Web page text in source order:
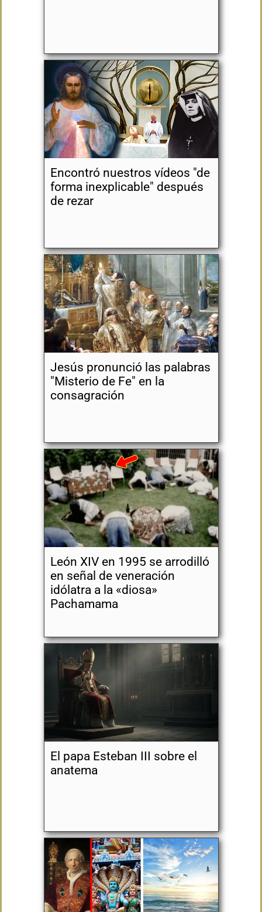
Encontró nuestros vídeos "de
forma inexplicable" después
de rezar
Jesús pronunció las palabras
"Misterio de Fe" en la
consagración
León XIV en 1995 se arrodilló
en señal de veneración
idólatra a la «diosa»
Pachamama
El papa Esteban III sobre el
anatema